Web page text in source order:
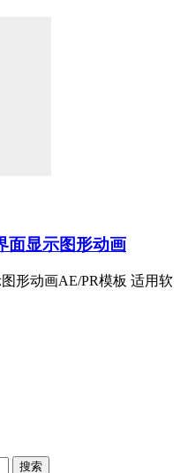
面显示图形动画
形动画AE/PR模板 适用软